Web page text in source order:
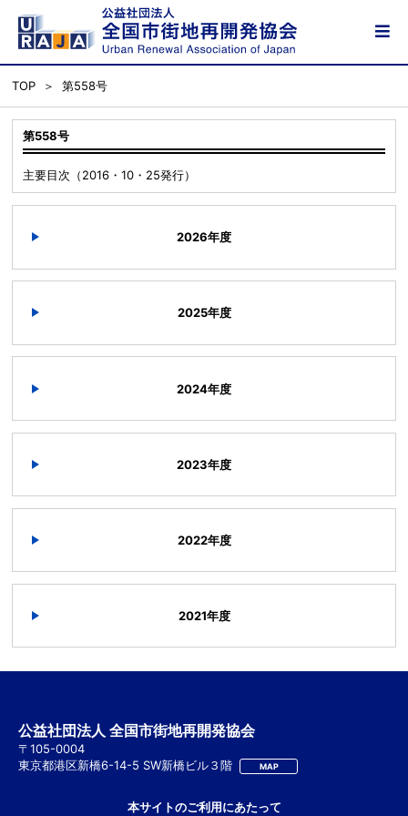
TOP 第558号
第558号
主要目次（2016・10・25発行）
2026年度
2025年度
2024年度
2023年度
2022年度
2021年度
本サイトのご利用にあたって
公益社団法人 全国市街地再開発協会
〒105-0004
東京都港区新橋6-14-5 SW新橋ビル３階
MAP